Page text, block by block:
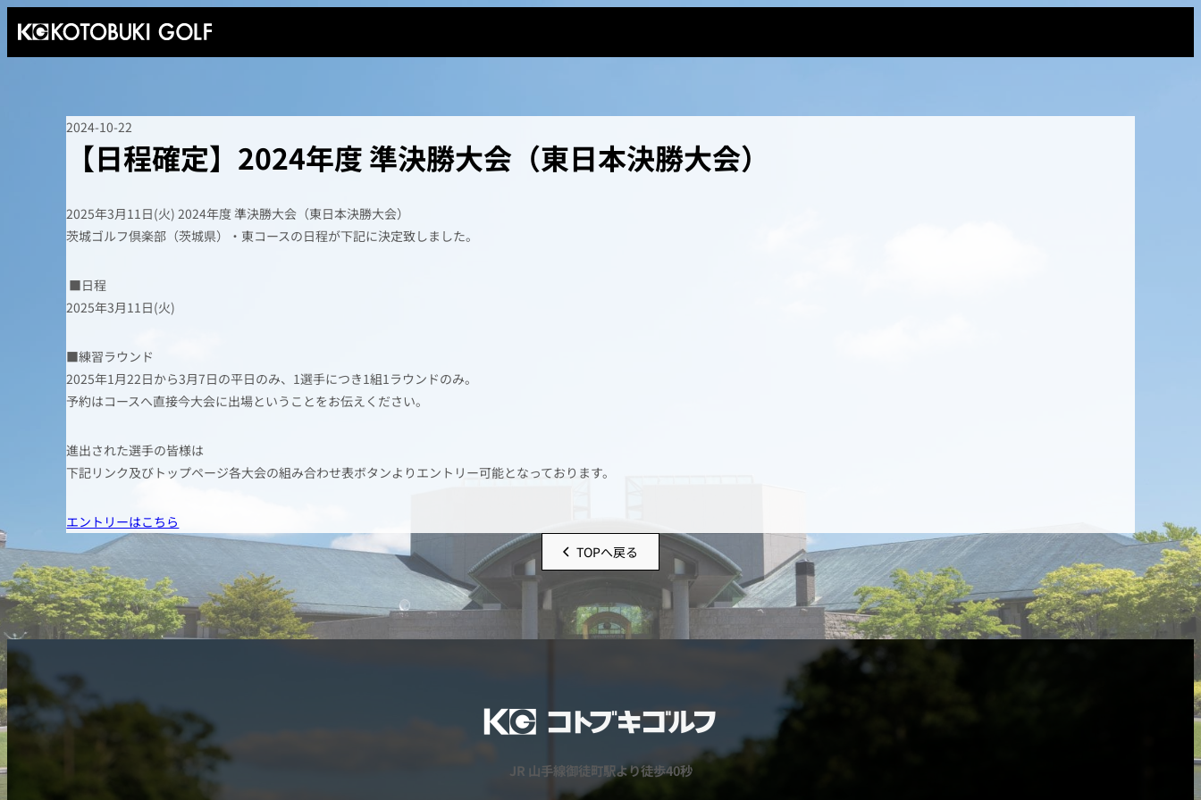
2024-10-22
【日程確定】2024年度 準決勝大会（東日本決勝大会）
2025年3月11日(火) 2024年度 準決勝大会（東日本決勝大会）
茨城ゴルフ倶楽部（茨城県）・東コースの日程が下記に決定致しました。
■日程
2025年3月11日(火)
■練習ラウンド
2025年1月22日から3月7日の平日のみ、1選手につき1組1ラウンドのみ。
予約はコースへ直接今大会に出場ということをお伝えください。
進出された選手の皆様は
下記リンク及びトップページ各大会の組み合わせ表ボタンよりエントリー可能となっております。
エントリーはこちら
TOPへ戻る
JR 山手線御徒町駅より徒歩40秒